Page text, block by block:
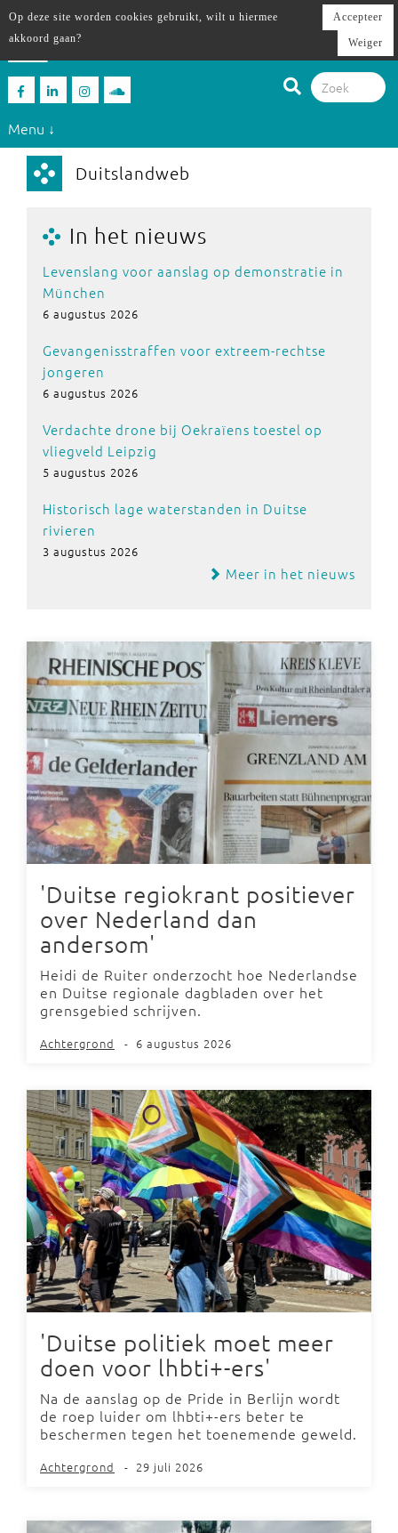
Menu ↓
Duitslandweb
In het nieuws
Levenslang voor aanslag op demonstratie in
München
6 augustus 2026
Gevangenisstraffen voor extreem-rechtse
jongeren
6 augustus 2026
Verdachte drone bij Oekraïens toestel op
vliegveld Leipzig
5 augustus 2026
Historisch lage waterstanden in Duitse
rivieren
3 augustus 2026
Meer in het nieuws
'Duitse regiokrant positiever
over Nederland dan
andersom'
Heidi de Ruiter onderzocht hoe Nederlandse
en Duitse regionale dagbladen over het
grensgebied schrijven.
Achtergrond - 6 augustus 2026
'Duitse politiek moet meer
doen voor lhbti+-ers'
Na de aanslag op de Pride in Berlijn wordt
de roep luider om lhbti+-ers beter te
beschermen tegen het toenemende geweld.
Achtergrond - 29 juli 2026
Op deze site worden cookies gebruikt, wilt u hiermee
akkoord gaan?
Accepteer
Weiger